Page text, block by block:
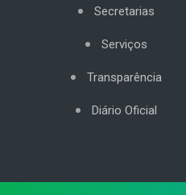
Secretarias
Serviços
Transparência
Diário Oficial